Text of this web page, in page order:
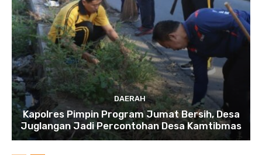
DAERAH
Kapolres Pimpin Program Jumat Bersih, Desa
Juglangan Jadi Percontohan Desa Kamtibmas